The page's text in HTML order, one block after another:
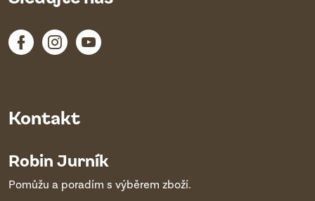
Kontakt
Robin Jurník
Pomůžu a poradím s výběrem zboží.